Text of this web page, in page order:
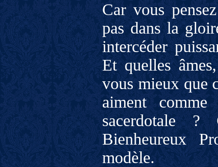
Car vous
pas dans la
intercéder
Et quelles
vous mieux que
aiment
sacerdotale
Bienheureux
modèle.